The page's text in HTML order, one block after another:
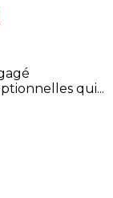
qui...